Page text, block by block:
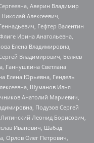
Аверин Владимир
Алексеевич,
Гефтер Валентин
Ирина Анатольевна,
Елена Владимировна,
Владимирович, Беляев
Ганнушкина Светлана
Елена Юрьевна, Гендель
Шуманов Илья
Анатолий Мариевич,
Подузов Сергей
Леонид Борисович,
Иванович, Шабад
Орлов Олег Петрович,